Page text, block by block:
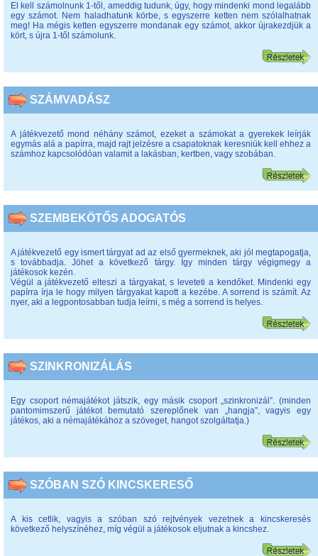
El kell számolnunk 1-től, ameddig tudunk, úgy, hogy mindenki mond legalább
egy számot. Nem haladhatunk körbe, s egyszerre ketten nem szólalhatnak
meg! Ha mégis ketten egyszerre mondanak egy számot, akkor újrakezdjük a
kört, s újra 1-től számolunk.
SZÁMVADÁSZ
A játékvezető mond néhány számot, ezeket a számokat a gyerekek leírják
egymás alá a papírra, majd rajt jelzésre a csapatoknak keresniük kell ehhez a
számhoz kapcsolódóan valamit a lakásban, kertben, vagy szobában.
SZEMBEKÖTŐS ADOGATÓS
A játékvezető egy ismert tárgyat ad az első gyermeknek, aki jól megtapogatja,
s továbbadja. Jöhet a következő tárgy. Így minden tárgy végigmegy a
játékosok kezén.
Végül a játékvezető elteszi a tárgyakat, s leveteti a kendőket. Mindenki egy
papírra írja le hogy milyen tárgyakat kapott a kezébe. A sorrend is számít. Az
nyer, aki a legpontosabban tudja leírni, s még a sorrend is helyes.
SZINKRONIZÁLÁS
Egy csoport némajátékot játszik, egy másik csoport „szinkronizál”. (minden
pantomimszerű játékot bemutató szereplőnek van „hangja”, vagyis egy
játékos, aki a némajátékához a szöveget, hangot szolgáltatja.)
SZÓBAN SZÓ KINCSKERESŐ
A kis cetlik, vagyis a szóban szó rejtvények vezetnek a kincskeresés
következő helyszínéhez, míg végül a játékosok eljutnak a kincshez.